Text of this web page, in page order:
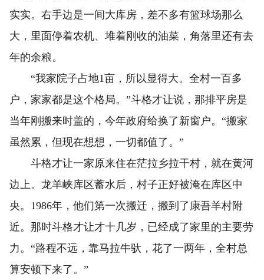
实实。右手边是一间大库房，差不多有篮球场那么
大，里面停着农机、堆着刚收的油菜，角落里还有去
年的余粮。
“我家院子占地1亩，所以显得大。全村一百多
户，家家都是这个格局。”斗格才让说，那排平房是
当年刚搬来时盖的，今年政府给换了新窗户。“搬家
虽然累，但现在想想，一切都值了。”
斗格才让一家原来住在茫拉乡拉干村，就在黄河
边上。龙羊峡库区蓄水后，村子正好被淹在库区中
央。1986年，他们第一次搬迁，搬到了康吾羊村附
近。那时斗格才让才十几岁，已经成了家里的主要劳
力。“路程不远，靠马拉牛驮，花了一两年，全村总
算安顿下来了。”